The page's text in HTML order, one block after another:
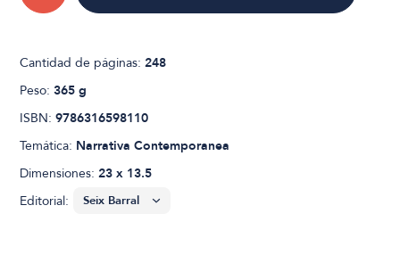
Cantidad de páginas:248
Peso:365 g
ISBN:9786316598110
Temática: Narrativa Contemporanea
Dimensiones:23 x 13.5
Editorial: